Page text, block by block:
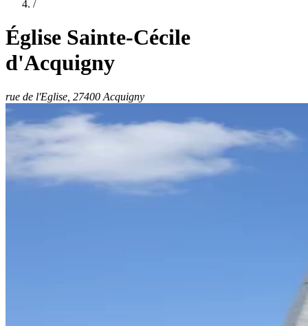
/
Église Sainte-Cécile
d'Acquigny
rue de l'Eglise, 27400 Acquigny